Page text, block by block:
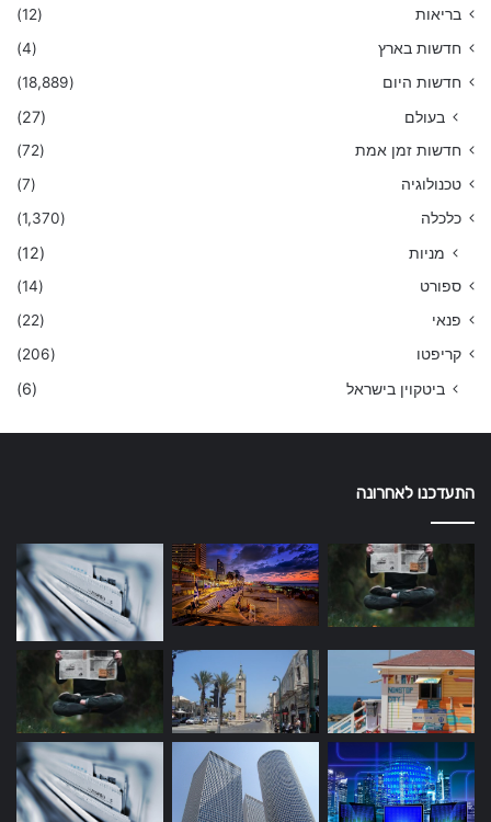
בריאות
(12)
חדשות בארץ
(4)
חדשות היום
(18,889)
בעולם (27)
חדשות זמן אמת
(72)
טכנולוגיה
(7)
כלכלה
(1,370)
מניות (12)
ספורט
(14)
פנאי
(22)
קריפטו
(206)
ביטקוין בישראל (6)
התעדכנו לאחרונה